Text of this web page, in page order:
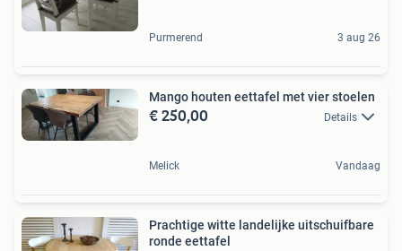
Purmerend 3 aug 26
Mango houten eettafel met vier stoelen
€ 250,00 Details
Melick Vandaag
Prachtige witte landelijke uitschuifbare
ronde eettafel